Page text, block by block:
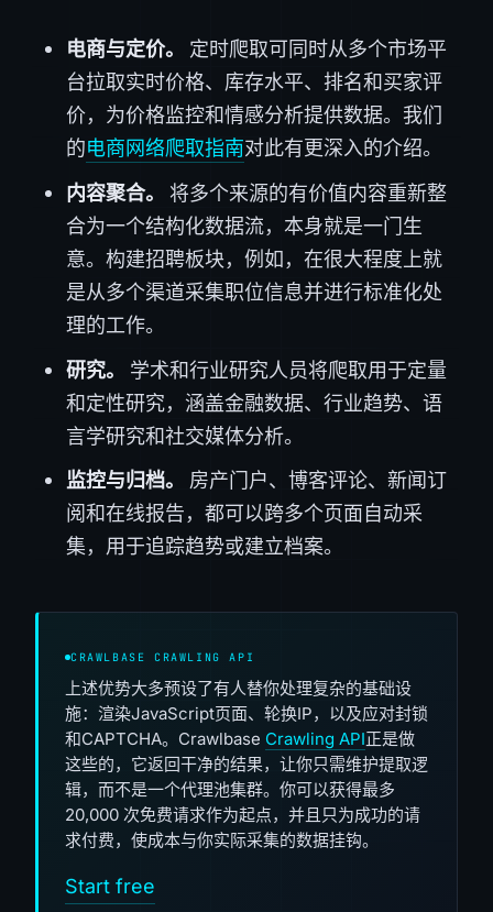
电商与定价。
定时爬取可同时从多个市场平
台拉取实时价格、库存水平、排名和买家评
价，为价格监控和情感分析提供数据。我们
的电商网络爬取指南对此有更深入的介绍。
内容聚合。 将多个来源的有价值内容重新整
合为一个结构化数据流，本身就是一门生
意。构建招聘板块，例如，在很大程度上就
是从多个渠道采集职位信息并进行标准化处
理的工作。
研究。
学术和行业研究人员将爬取用于定量
和定性研究，涵盖金融数据、行业趋势、语
言学研究和社交媒体分析。
监控与归档。 房产门户、博客评论、新闻订
阅和在线报告，都可以跨多个页面自动采
集，用于追踪趋势或建立档案。
CRAWLBASE CRAWLING API
上述优势大多预设了有人替你处理复杂的基础设
施：渲染JavaScript页面、轮换IP，以及应对封锁
和CAPTCHA。Crawlbase Crawling API正是做
这些的，它返回干净的结果，让你只需维护提取逻
辑，而不是一个代理池集群。你可以获得最多
20,000 次免费请求作为起点，并且只为成功的请
求付费，使成本与你实际采集的数据挂钩。
Start free